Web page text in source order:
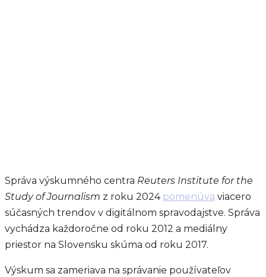
Správa výskumného centra Reuters Institute for the
Study of Journalism z roku 2024 pomenúva viacero
súčasných trendov v digitálnom spravodajstve. Správa
vychádza každoročne od roku 2012 a mediálny
priestor na Slovensku skúma od roku 2017.
Výskum sa zameriava na správanie používateľov